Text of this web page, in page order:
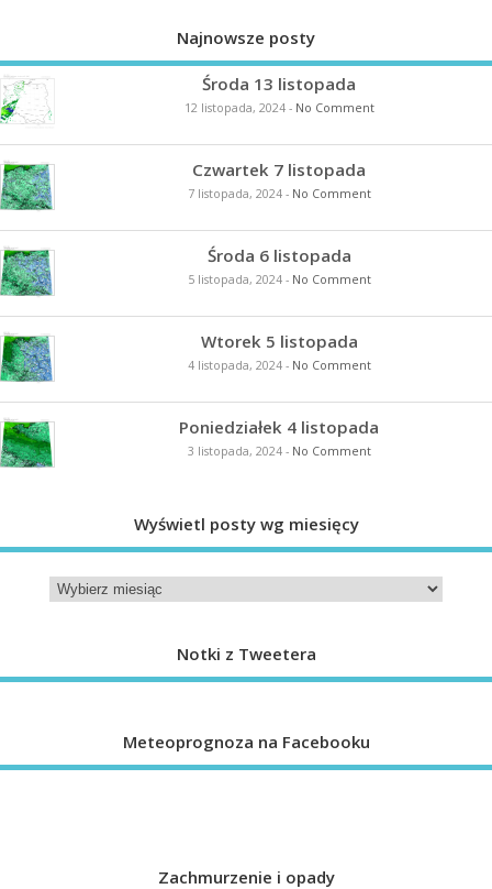
Najnowsze posty
Środa 13 listopada
12 listopada, 2024- No Comment
Czwartek 7 listopada
7 listopada, 2024- No Comment
Środa 6 listopada
5 listopada, 2024- No Comment
Wtorek 5 listopada
4 listopada, 2024- No Comment
Poniedziałek 4 listopada
3 listopada, 2024- No Comment
Wyświetl posty wg miesięcy
Notki z Tweetera
Meteoprognoza na Facebooku
Zachmurzenie i opady